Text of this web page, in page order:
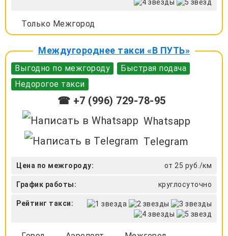
Только Межгород
Междугороднее такси «В ПУТЬ»
Выгодно по межгороду
Быстрая подача
Недорогое такси
☎ +7 (996) 729-78-95
Whatsapp
Telegram
Цена по межгороду: от 25 руб./км
График работы: круглосуточно
Рейтинг такси: